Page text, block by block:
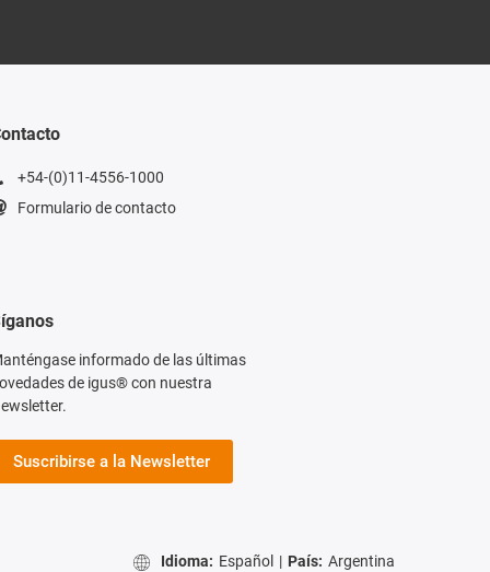
+54-(0)11-4556-1000
Formulario de contacto
informado de las últimas
de igus® con nuestra
Suscribirse a la Newsletter
Idioma: Español | País: Argentina